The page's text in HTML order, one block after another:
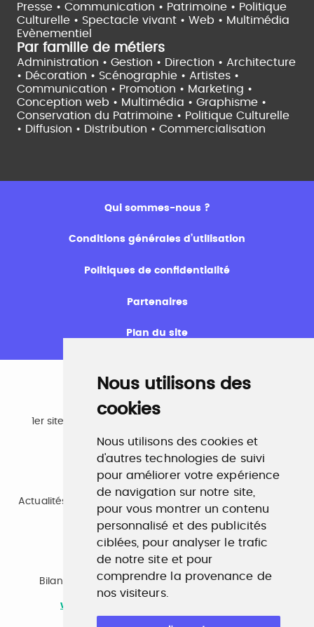
Nous utilisons des
cookies
Nous utilisons des cookies et
d'autres technologies de suivi
pour améliorer votre expérience
de navigation sur notre site,
pour vous montrer un contenu
personnalisé et des publicités
ciblées, pour analyser le trafic
de notre site et pour
comprendre la provenance de
nos visiteurs.
Presse • Communication • Patrimoine • Politique
Culturelle • Spectacle vivant • Web • Multimédia
Evènementiel
Par famille de métiers
Administration • Gestion • Direction • Architecture
• Décoration • Scénographie • Artistes •
Communication • Promotion • Marketing •
Conception web • Multimédia • Graphisme •
Conservation du Patrimoine • Politique Culturelle
• Diffusion • Distribution • Commercialisation
Qui sommes-nous ?
Conditions générales d’utilisation
Politiques de confidentialité
Partenaires
Plan du site
Emploi
1er site emploi du secteur culturel 784.000 visites et
www.profilculture.com
Formation
Actualités, guide et annuaire des formations aux métiers
de la culture.
www.profilculture-formation.com
Accompagnement professionnel
Bilan de compétences, coaching, techniques de
recherche d'emploi, entretien conseil.
www.profilculture-competences.com